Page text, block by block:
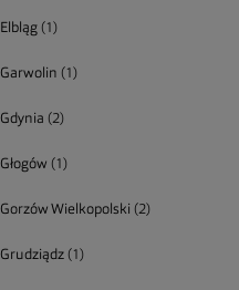
Elbląg(1)
Garwolin (1)
Gdynia (2)
Głogów (1)
Gorzów Wielkopolski (2)
Grudziądz(1)